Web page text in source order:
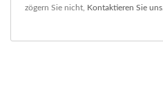
zögern Sie nicht, Kontaktieren Sie uns